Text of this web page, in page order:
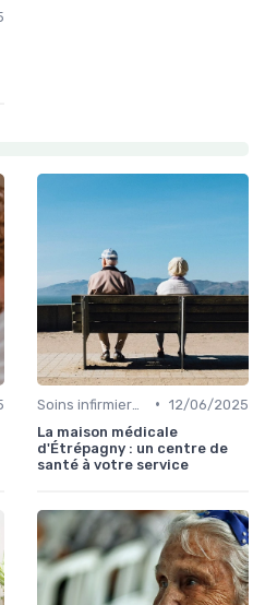
• 12/06/2025
La maison médicale
d'Étrépagny : un centre de
santé à votre service